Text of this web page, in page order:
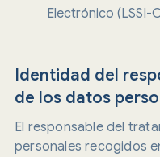
Electrónico (LSSI-
Identidad del
de los datos
El responsable del
personales recogidos